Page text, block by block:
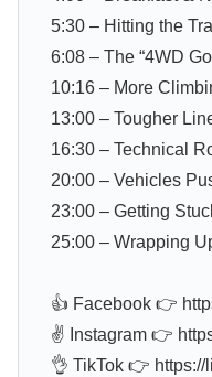
5:30 – Hitting the
6:08 – The “4WD
10:16 – More
13:00 – Tougher
16:30 – Technical
20:00 – Vehicles
23:00 – Getting
25:00 – Wrapping
👍 Facebook 👉
✌ Instagram 👉
👌 TikTok 👉